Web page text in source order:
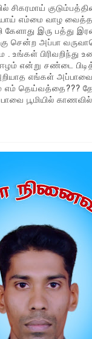
சிகரமாய்
எம்மை வாழ
கேளாது இரு பத்து
சென்ற அப்பா
. உங்கள் பிரிவறிந்து
என்று சண்டை
எங்கள் அப்பாவை
தெய்வத்தை???
பூமியில்